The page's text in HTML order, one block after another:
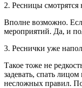
2. Ресницы смотрятся
Вполне возможно.
мероприятий. Да, и
3. Реснички уже
Такое тоже не
задевать, спать
несложных правил.